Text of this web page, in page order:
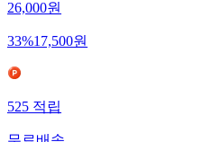
26,000원
33%17,500원
525적립